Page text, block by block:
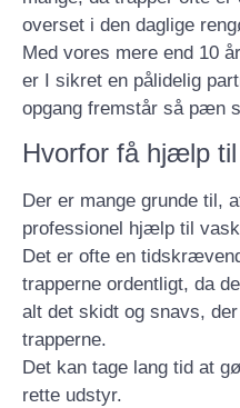
overset i den daglige
Med vores mere end 10
er I sikret en pålidelig
opgang fremstår så pæn
Hvorfor få hjælp
Der er mange grunde til,
professionel hjælp til
Det er ofte en
trapperne ordentligt, da
alt det skidt og snavs,
trapperne.
Det kan tage lang tid at
rette udstyr.